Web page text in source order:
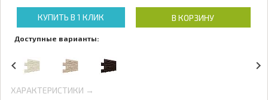
КУПИТЬ В 1 КЛИК В КОРЗИНУ
Доступные варианты:
ХАРАКТЕРИСТИКИ →